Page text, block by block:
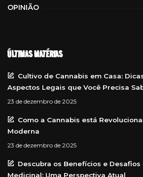
OPINIÃO
ÚLTIMAS MATÉRIAS
Cultivo de Cannabis em Casa:
Aspectos Legais que Você Precisa
23 de dezembro de 2025
Como a Cannabis está
Moderna
23 de dezembro de 2025
Descubra os Benefícios e Desafios
Medicinal: Uma Perspectiva Atual